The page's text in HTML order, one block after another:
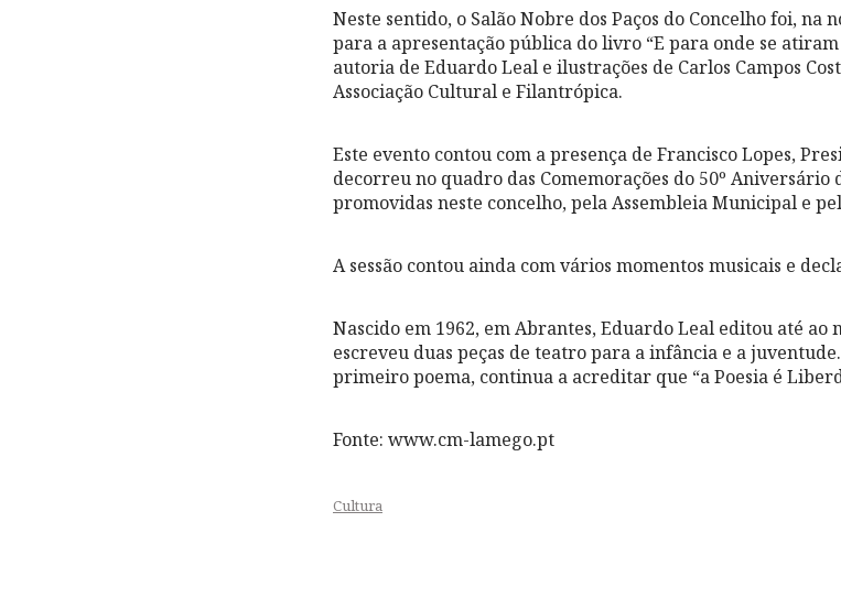
Neste sentido, o Salão Nobre dos Paços do Concelho foi, na
para a apresentação pública do livro “E para onde se
autoria de Eduardo Leal e ilustrações de Carlos Campos
Associação Cultural e Filantrópica.
Este evento contou com a presença de Francisco Lopes,
decorreu no quadro das Comemorações do 50º
promovidas neste concelho, pela Assembleia Municipal e
A sessão contou ainda com vários momentos musicais e
Nascido em 1962, em Abrantes, Eduardo Leal editou até ao
escreveu duas peças de teatro para a infância e a
primeiro poema, continua a acreditar que “a Poesia é
Fonte: www.cm-lamego.pt
Cultura